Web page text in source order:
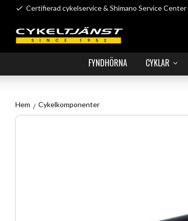
Certifierad cykelservice & Shimano Service Center
FYNDHÖRNA CYKLAR
Hem Cykelkomponenter